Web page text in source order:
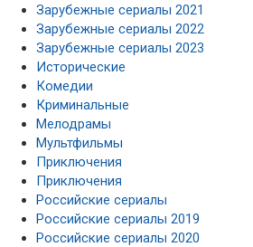
Зарубежные сериалы 2021
Зарубежные сериалы 2022
Зарубежные сериалы 2023
Исторические
Комедии
Криминальные
Мелодрамы
Мультфильмы
Приключения
Приключения
Российские сериалы
Российские сериалы 2019
Российские сериалы 2020